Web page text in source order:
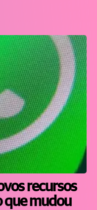
recursos
que mudou